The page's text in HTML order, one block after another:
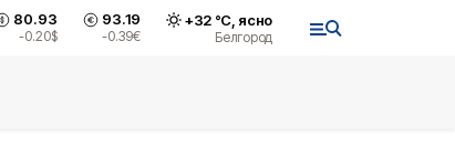
80.93
-0.20$
93.19
-0.39€
+32°С, ясно
Белгород